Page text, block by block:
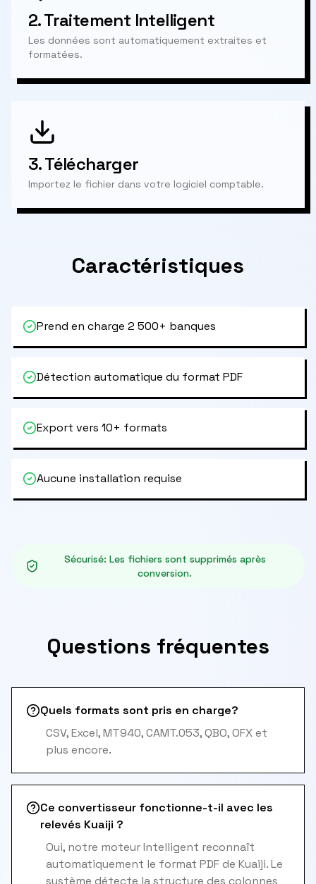
2.Traitement Intelligent
Les données sont automatiquement extraites et
formatées.
3.Télécharger
Importez le fichier dans votre logiciel comptable.
Caractéristiques
Prend en charge 2 500+ banques
Détection automatique du format PDF
Export vers 10+ formats
Aucune installation requise
Sécurisé: Les fichiers sont supprimés après
conversion.
Questions fréquentes
Quels formats sont pris en charge?
CSV, Excel, MT940, CAMT.053, QBO, OFX et
plus encore.
Ce convertisseur fonctionne-t-il avec les
relevés Kuaiji ?
Oui, notre moteur Intelligent reconnaît
automatiquement le format PDF de Kuaiji. Le
système détecte la structure des colonnes